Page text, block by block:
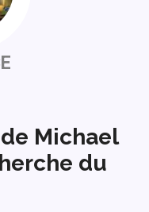
Michael
du